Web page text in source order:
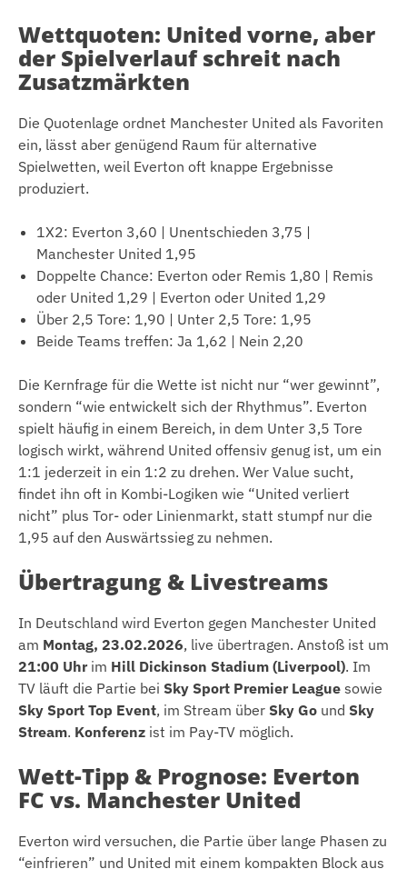
Wettquoten: United vorne, aber
der Spielverlauf schreit nach
Zusatzmärkten
Die Quotenlage ordnet Manchester United als Favoriten
ein, lässt aber genügend Raum für alternative
Spielwetten, weil Everton oft knappe Ergebnisse
produziert.
1X2: Everton 3,60 | Unentschieden 3,75 |
Manchester United 1,95
Doppelte Chance: Everton oder Remis 1,80 | Remis
oder United 1,29 | Everton oder United 1,29
Über 2,5 Tore: 1,90 | Unter 2,5 Tore: 1,95
Beide Teams treffen: Ja 1,62 | Nein 2,20
Die Kernfrage für die Wette ist nicht nur “wer gewinnt”,
sondern “wie entwickelt sich der Rhythmus”. Everton
spielt häufig in einem Bereich, in dem Unter 3,5 Tore
logisch wirkt, während United offensiv genug ist, um ein
1:1 jederzeit in ein 1:2 zu drehen. Wer Value sucht,
findet ihn oft in Kombi-Logiken wie “United verliert
nicht” plus Tor- oder Linienmarkt, statt stumpf nur die
1,95 auf den Auswärtssieg zu nehmen.
Übertragung & Livestreams
In Deutschland wird Everton gegen Manchester United
am Montag, 23.02.2026, live übertragen. Anstoß ist um
21:00 Uhr im Hill Dickinson Stadium (Liverpool). Im
TV läuft die Partie bei Sky Sport Premier League sowie
Sky Sport Top Event, im Stream über Sky Go und Sky
Stream. Konferenz ist im Pay-TV möglich.
Wett-Tipp & Prognose: Everton
FC vs. Manchester United
Everton wird versuchen, die Partie über lange Phasen zu
“einfrieren” und United mit einem kompakten Block aus